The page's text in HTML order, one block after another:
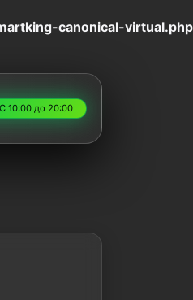
canonical-virtual.php
10:00 до 20:00